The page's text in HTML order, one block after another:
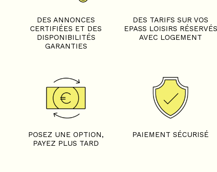
DES ANNONCES
CERTIFIÉES ET DES
DISPONIBILITÉS
GARANTIES
DES TARIFS SUR VOS
EPASS LOISIRS RÉSERVÉS
AVEC LOGEMENT
POSEZ UNE OPTION,
PAYEZ PLUS TARD
PAIEMENT SÉCURISÉ